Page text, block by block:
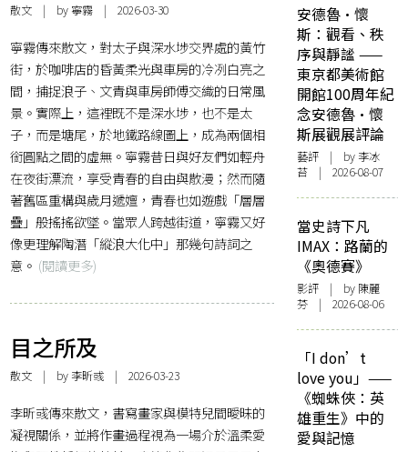
散文 | by 寧霧 | 2026-03-30
寧霧傳來散文，對太子與深水埗交界處的黃竹
街，於咖啡店的昏黃柔光與車房的冷冽白亮之
間，捕捉浪子、文青與車房師傅交織的日常風
景。實際上，這裡既不是深水埗，也不是太
子，而是塘尾，於地鐵路線圖上，成為兩個相
銜圓點之間的虛無。寧霧昔日與好友們如輕舟
在夜街漂流，享受青春的自由與散漫；然而隨
著舊區重構與歲月遞嬗，青春也如遊戲「層層
疊」般搖搖欲墜。當眾人跨越街道，寧霧又好
像更理解陶潛「縱浪大化中」那幾句詩詞之
意。 (閱讀更多)
目之所及
散文 | by 李昕彧 | 2026-03-23
李昕彧傳來散文，書寫畫家與模特兒間曖昧的
凝視關係，並將作畫過程視為一場介於溫柔愛
安德魯·懷
斯：觀看、秩
序與靜謐 ——
東京都美術館
開館100周年紀
念安德魯·懷
斯展觀展評論
藝評 | by 李冰
苔 | 2026-08-07
當史詩下凡
IMAX：路蘭的
《奧德賽》
影評 | by 陳麗
芬 | 2026-08-06
「I don’t
love you」——
《蜘蛛俠：英
雄重生》中的
愛與記憶